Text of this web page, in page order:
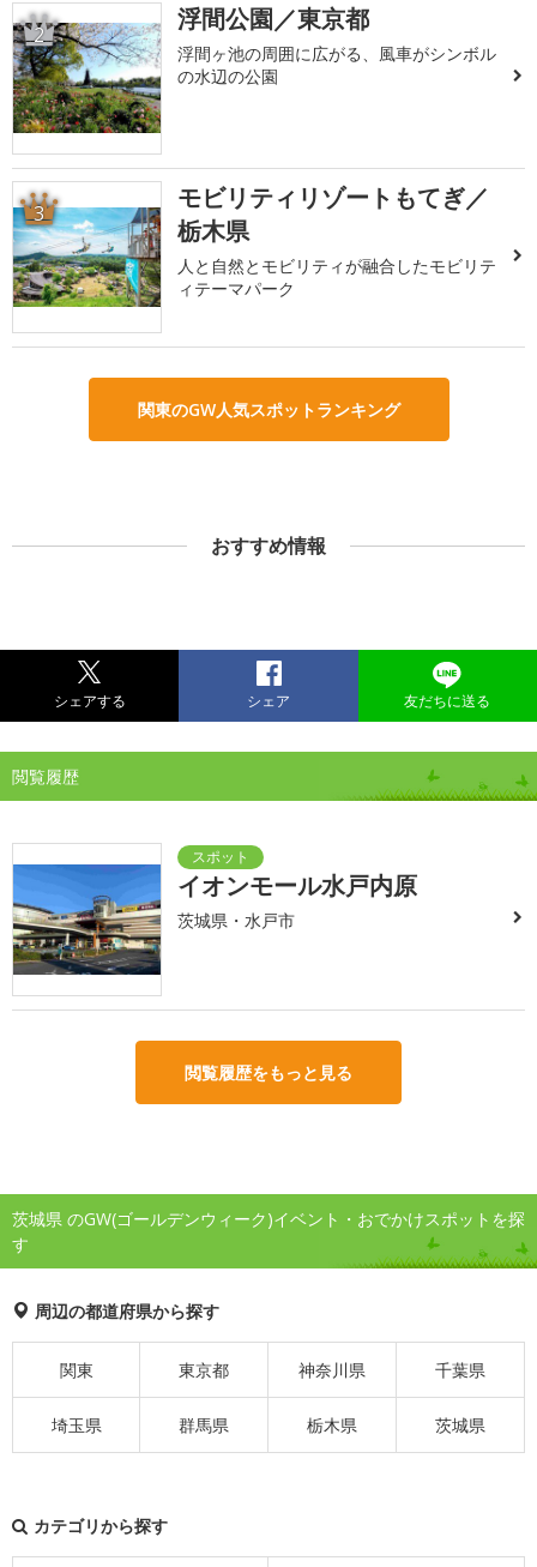
2 浮間公園／東京都
浮間ヶ池の周囲に広がる、風車がシンボル
の水辺の公園
3
モビリティリゾートもてぎ／
栃木県
人と自然とモビリティが融合したモビリテ
ィテーマパーク
関東のGW人気スポットランキング
おすすめ情報
シェアする シェア 友だちに送る
閲覧履歴
イオンモール水戸内原
茨城県・水戸市
閲覧履歴をもっと見る
茨城県 のGW(ゴールデンウィーク)イベント・おでかけスポットを探
す
周辺の都道府県から探す
関東 東京都 神奈川県 千葉県
埼玉県 群馬県 栃木県 茨城県
カテゴリから探す